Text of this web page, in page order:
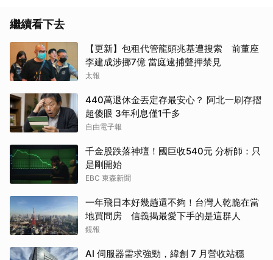
繼續看下去
【更新】包租代管龍頭兆基遭搜索 前董座
李建成涉挪7億 當庭逮捕聲押禁見
太報
440萬退休金丟定存最安心？ 阿北一刷存摺
超傻眼 3年利息僅1千多
自由電子報
千金股跌落神壇！國巨收540元 分析師：只
是剛開始
EBC 東森新聞
一年飛日本好幾趟還不夠！台灣人乾脆在當
地買間房 信義揭最愛下手的是這群人
鏡報
AI 伺服器需求強勁，緯創 7 月營收站穩